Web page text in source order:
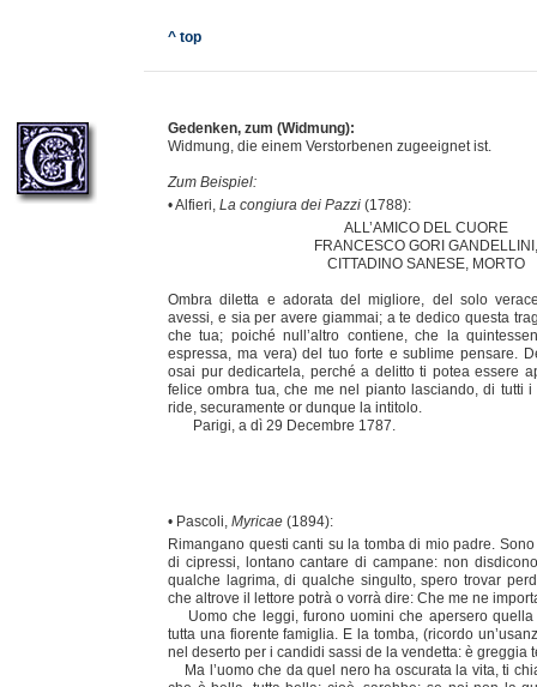
^ top
Gedenken, zum (Widmung):
Widmung, die einem Verstorbenen zugeeignet ist.
Zum Beispiel:
• Alfieri, La congiura dei Pazzi (1788):
ALL’AMICO DEL CUORE
FRANCESCO GORI GANDELLINI,
CITTADINO SANESE, MORTO
Ombra diletta e adorata del migliore, del solo
avessi, e sia per avere giammai; a te dedico questa
che tua; poiché null’altro contiene, che la
espressa, ma vera) del tuo forte e sublime pensare.
osai pur dedicartela, perché a delitto ti potea essere
felice ombra tua, che me nel pianto lasciando, di tutti
ride, securamente or dunque la intitolo.
Parigi, a dì 29 Decembre 1787.
• Pascoli, Myricae (1894):
Rimangano questi canti su la tomba di mio padre.
di cipressi, lontano cantare di campane: non
qualche lagrima, di qualche singulto, spero trovar
che altrove il lettore potrà o vorrà dire: Che me ne
Uomo che leggi, furono uomini che apersero quella
tutta una fiorente famiglia. E la tomba, (ricordo
nel deserto per i candidi sassi de la vendetta: è greggia
Ma l’uomo che da quel nero ha oscurata la vita, ti